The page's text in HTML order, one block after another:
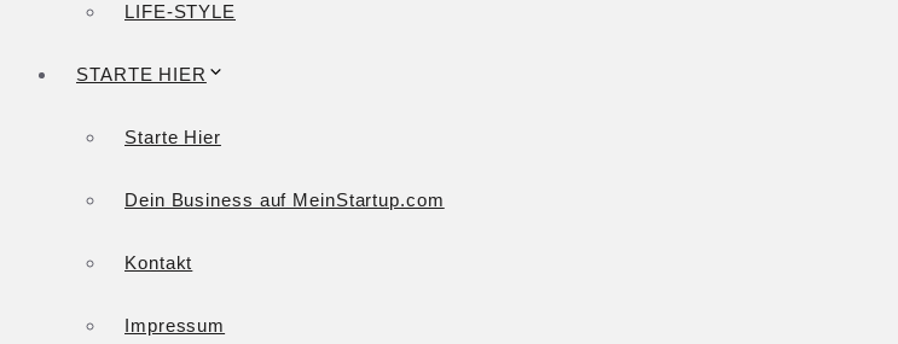
LIFE-STYLE
STARTE HIER
Starte Hier
Dein Business auf MeinStartup.com
Kontakt
Impressum